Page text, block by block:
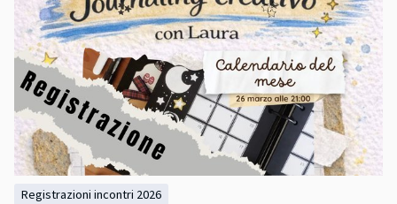
registrazioni incontri 2026